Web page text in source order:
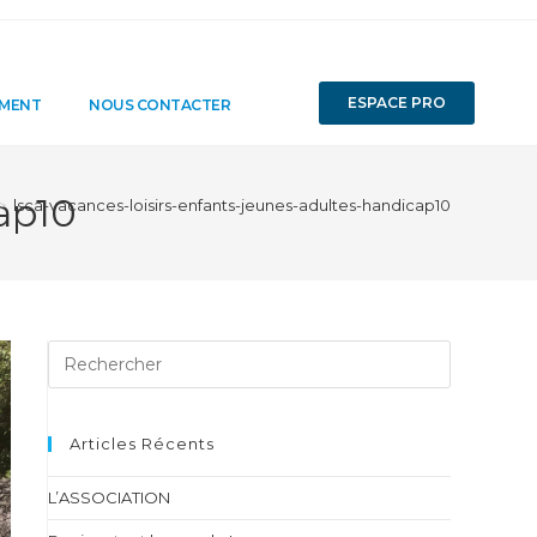
NOUS CONTACTER ESPACE PRO
lsca-vacances-loisirs-enfants-jeunes-adultes-handicap10
Articles Récents
L’ASSOCIATION